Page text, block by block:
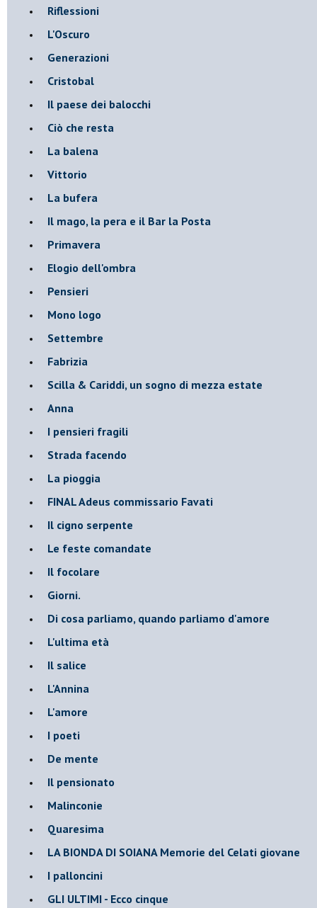
Riflessioni
L'Oscuro
Generazioni
Cristobal
Il paese dei balocchi
Ciò che resta
La balena
Vittorio
La bufera
Il mago, la pera e il Bar la Posta
Primavera
Elogio dell'ombra
Pensieri
Mono logo
Settembre
Fabrizia
​Scilla & Cariddi, un sogno di mezza estate
Anna
I pensieri fragili
Strada facendo
La pioggia
FINAL Adeus commissario Favati
Il cigno serpente
Le feste comandate
Il focolare
Giorni.
Di cosa parliamo, quando parliamo d'amore
L'ultima età
Il salice
L'Annina
L'amore
I poeti
De mente
Il pensionato
Malinconie
Quaresima
LA BIONDA DI SOIANA Memorie del Celati giovane
I palloncini
GLI ULTIMI - Ecco cinque